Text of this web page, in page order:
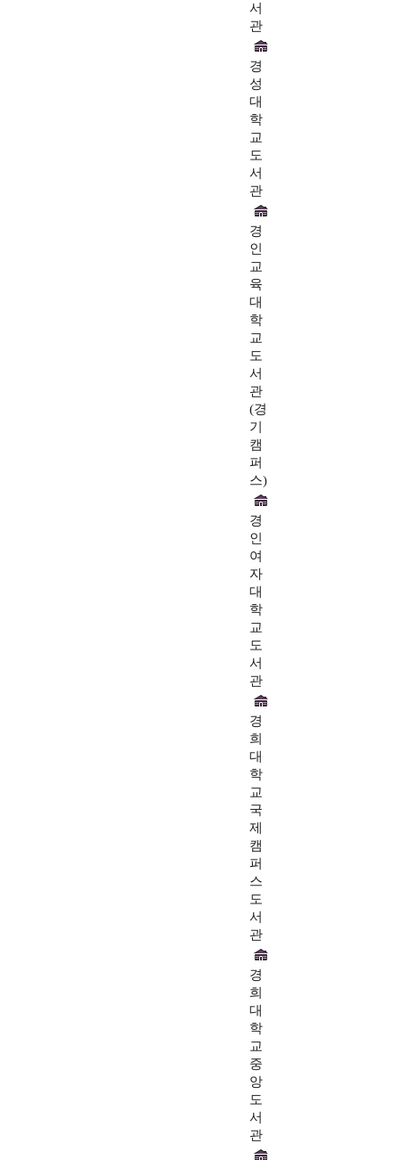
서
관
경
성
대
학
교
도
서
관
경
인
교
육
대
학
교
도
서
관
(경
기
캠
퍼
스)
경
인
여
자
대
학
교
도
서
관
경
희
대
학
교
국
제
캠
퍼
스
도
서
관
경
희
대
학
교
중
앙
도
서
관